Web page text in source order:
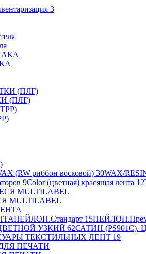
3
(ПЛГ)
(RW риббон восковой) 30WAX/
9Color (цветная) красящая лента 12
НЕЙЛОН.Стандарт 15
УЗКИЙ 62САТИН
ТЕКСТИЛЬНЫХ ЛЕНТ 19